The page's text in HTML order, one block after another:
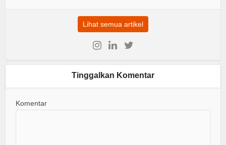
Lihat semua artikel
Tinggalkan Komentar
Komentar